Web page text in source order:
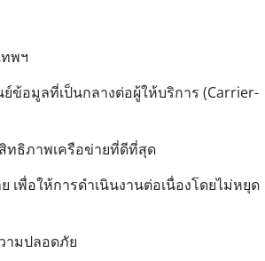
พฯ
ข้อมูลที่เป็นกลางต่อผู้ให้บริการ (Carrier-
ทธิภาพเครือข่ายที่ดีที่สุด
พื่อให้การดำเนินงานต่อเนื่องโดยไม่หยุด
ามปลอดภัย